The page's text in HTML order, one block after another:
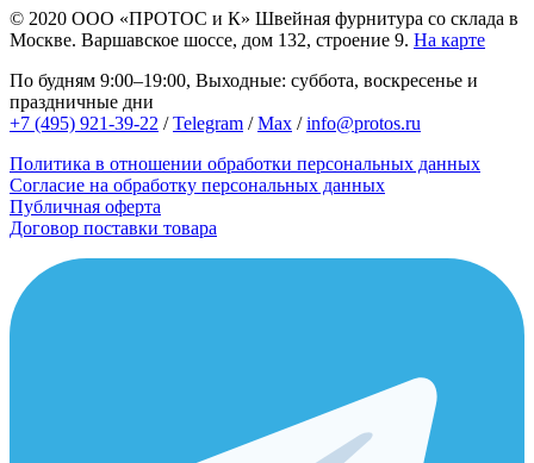
© 2020 ООО «ПРОТОС и К» Швейная фурнитура со склада в
Москве. Варшавское шоссе, дом 132, строение 9. На карте
По будням 9:00–19:00, Выходные: суббота, воскресенье и
праздничные дни
+7 (495) 921-39-22 /Telegram /Max /info@protos.ru
Политика в отношении обработки персональных данных
Согласие на обработку персональных данных
Публичная оферта
Договор поставки товара